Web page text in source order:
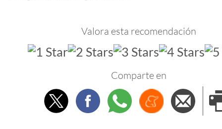
Valora esta recomendación
Comparte en
TwitterFacebookWhatsappMenéame